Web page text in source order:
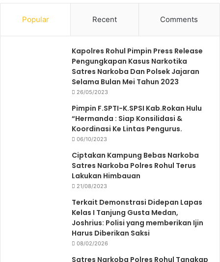
Popular Recent Comments
Kapolres Rohul Pimpin Press Release
Pengungkapan Kasus Narkotika
Satres Narkoba Dan Polsek Jajaran
Selama Bulan Mei Tahun 2023
26/05/2023
Pimpin F.SPTI-K.SPSI Kab.Rokan Hulu
“Hermanda : Siap Konsilidasi &
Koordinasi Ke Lintas Pengurus.
06/10/2023
Ciptakan Kampung Bebas Narkoba
Satres Narkoba Polres Rohul Terus
Lakukan Himbauan
21/08/2023
Terkait Demonstrasi Didepan Lapas
Kelas I Tanjung Gusta Medan,
Joshrius: Polisi yang memberikan Ijin
Harus Diberikan Saksi
08/02/2026
Satres Narkoba Polres Rohul Tangkap